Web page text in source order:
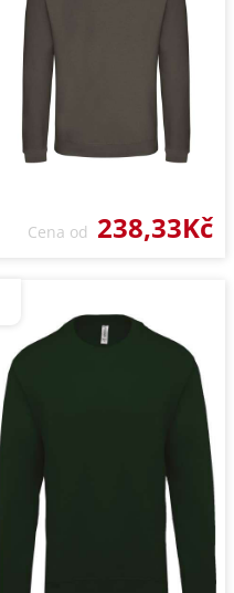
Cena od 238,33Kč